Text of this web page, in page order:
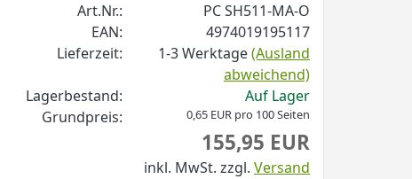
Art.Nr.:
PC SH511-MA-O
EAN:
4974019195117
Lieferzeit:
1-3 Werktage(Ausland
abweichend)
Lagerbestand:
Auf Lager
Grundpreis:
0,65 EUR pro 100 Seiten
155,95 EUR
inkl. MwSt. zzgl. Versand